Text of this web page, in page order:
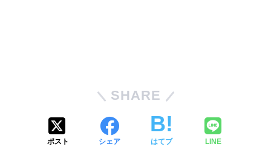
SHARE
ポスト シェア はてブ LINE